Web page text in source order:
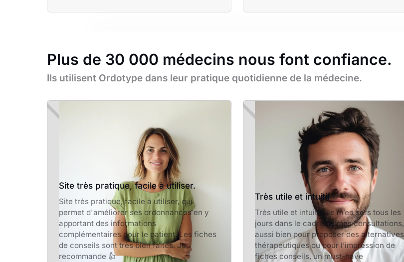
Plus de 30 000 médecins nous font confiance.
Ils utilisent Ordotype dans leur pratique quotidienne de la médecine.
Site très pratique, facile à utiliser.
Site très pratique, facile à utiliser, qui
permet d'améliorer ses ordonnances en y
apportant des informations
complémentaires pour le patient. Les fiches
de conseils sont très bien faites. Je
recommande 👍
Très utile et intuitif
Très utile et intuitif. Je m’en sers tous les
jours dans le cadre de mes consultations,
aussi bien pour proposer des alternatives
thérapeutiques ou pour l’impression de
fiches conseils, un must-have